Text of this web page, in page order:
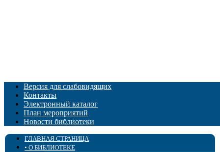
Версия для слабовидящих
Контакты
Электронный каталог
План мероприятий
Новости библиотеки
ГЛАВНАЯ СТРАНИЦА
• О БИБЛИОТЕКЕ